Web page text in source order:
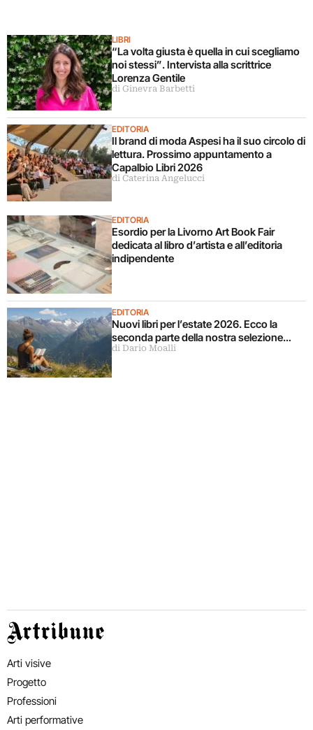
LIBRI
“La volta giusta è quella in cui scegliamo
noi stessi”. Intervista alla scrittrice
Lorenza Gentile
di Ginevra Barbetti
EDITORIA
Il brand di moda Aspesi ha il suo circolo di
lettura. Prossimo appuntamento a
Capalbio Libri 2026
di Caterina Angelucci
EDITORIA
Esordio per la Livorno Art Book Fair
dedicata al libro d’artista e all’editoria
indipendente
EDITORIA
Nuovi libri per l’estate 2026. Ecco la
seconda parte della nostra selezione…
di Dario Moalli
Artribune
Arti visive
Progetto
Professioni
Arti performative